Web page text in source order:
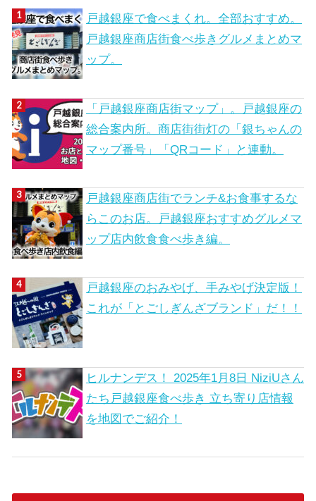
戸越銀座で食べまくれ。全部おすすめ。
戸越銀座商店街食べ歩きグルメまとめマ
ップ。
「戸越銀座商店街マップ」。戸越銀座の
総合案内所。商店街街灯の「銀ちゃんの
マップ番号」「QRコード」と連動。
戸越銀座商店街でランチ&お食事するな
らこのお店。戸越銀座おすすめグルメマ
ップ店内飲食食べ歩き編。
戸越銀座のおみやげ、手みやげ決定版！
これが「とごしぎんざブランド」だ！！
ヒルナンデス！ 2025年1月8日 NiziUさん
たち戸越銀座食べ歩き 立ち寄り店情報
を地図でご紹介！